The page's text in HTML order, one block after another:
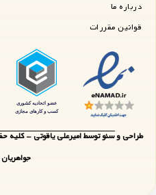
درباره ما
قوانین مقررات
طراحی و سئو توسط امیرعلی یاقوتی - کلیه